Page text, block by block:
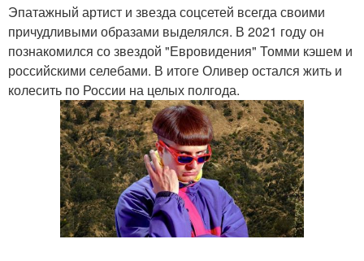
Эпатажный артист и звезда соцсетей всегда своими
причудливыми образами выделялся. В 2021 году он
познакомился со звездой "Евровидения" Томми кэшем и
российскими селебами. В итоге Оливер остался жить и
колесить по России на целых полгода.